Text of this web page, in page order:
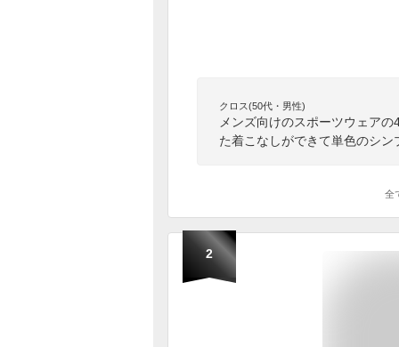
クロス(50代・男性)
メンズ向けのスポーツウェア
た着こなしができて単色のシ
全
2